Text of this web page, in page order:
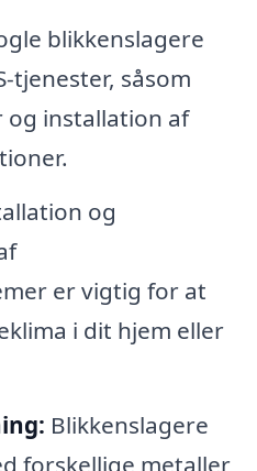
blikkenslagere
tjenester, såsom
installation af
og
er vigtig for at
i dit hjem eller
Blikkenslagere
forskellige metaller,